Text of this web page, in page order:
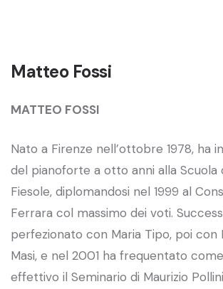
Matteo Fossi
MATTEO FOSSI
Nato a Firenze nell’ottobre 1978, ha
del pianoforte a otto anni alla Scuola
Fiesole, diplomandosi nel 1999 al
Ferrara col massimo dei voti.
perfezionato con Maria Tipo, poi con
Masi, e nel 2001 ha frequentato
effettivo il Seminario di Maurizio